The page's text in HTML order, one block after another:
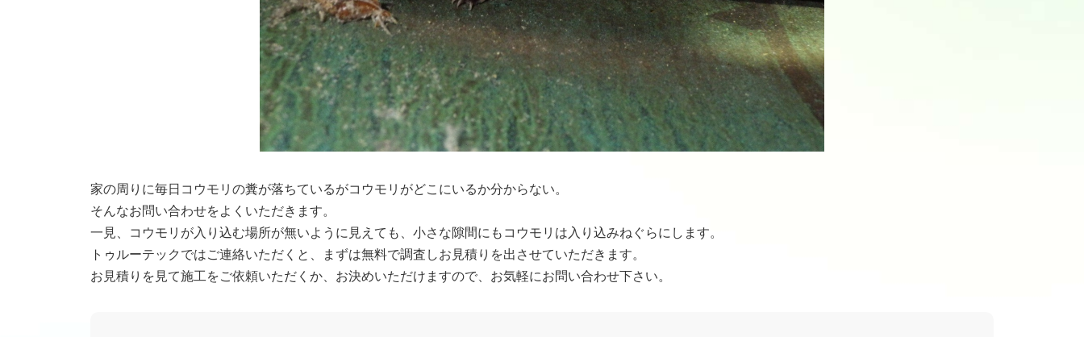
家の周りに毎日コウモリの糞が落ちているがコウモリがどこにいるか分からない。
そんなお問い合わせをよくいただきます。
一見、コウモリが入り込む場所が無いように見えても、小さな隙間にもコウモリは入り込みねぐらにします。
トゥルーテックではご連絡いただくと、まずは無料で調査しお見積りを出させていただきます。
お見積りを見て施工をご依頼いただくか、お決めいただけますので、お気軽にお問い合わせ下さい。